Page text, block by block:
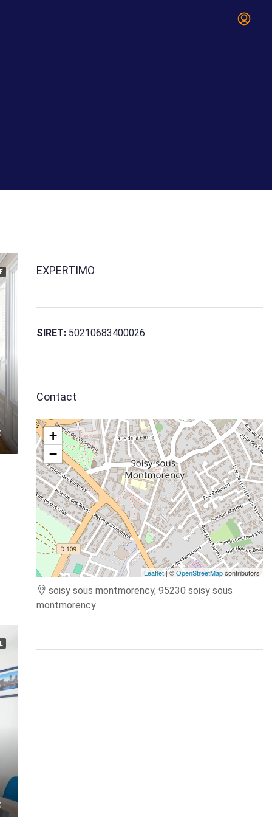
EXPERTIMO
SIRET:50210683400026
Contact
+
−
Leaflet| ©OpenStreetMapcontributors
soisy sous montmorency, 95230 soisy sous
montmorency